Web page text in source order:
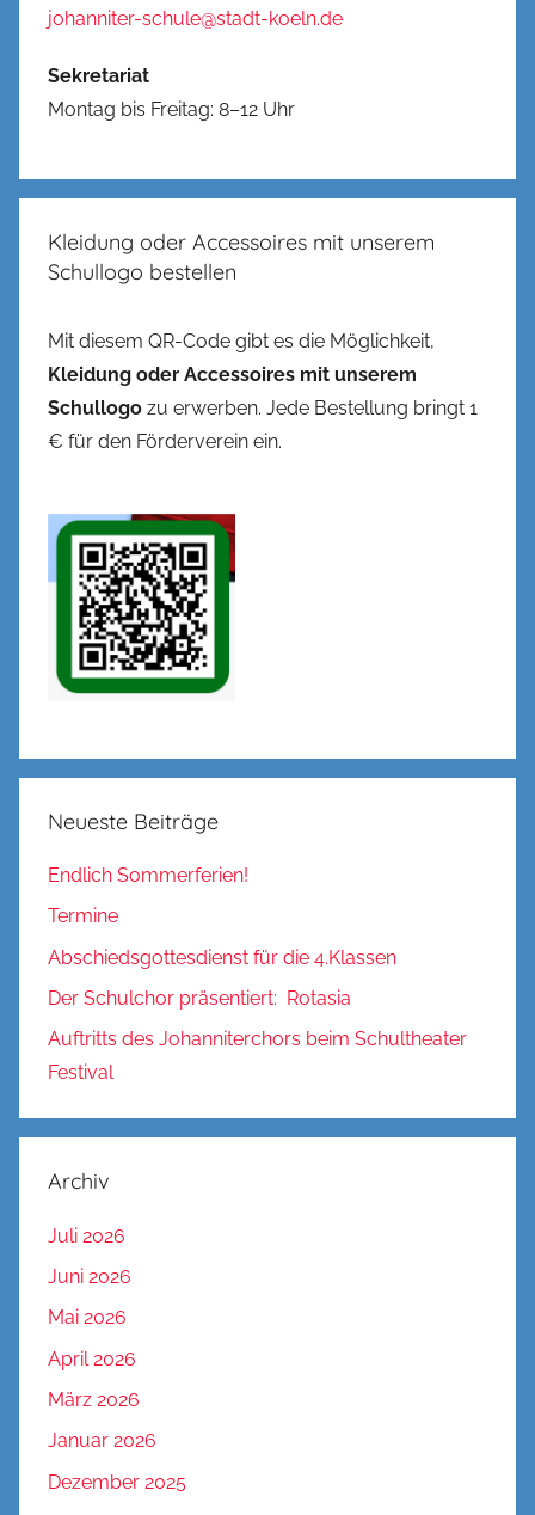
johanniter-schule@stadt-koeln.de
Sekretariat
Montag bis Freitag: 8–12 Uhr
Kleidung oder Accessoires mit unserem
Schullogo bestellen
Mit diesem QR-Code gibt es die Möglichkeit,
Kleidung oder Accessoires mit unserem
Schullogo zu erwerben. Jede Bestellung bringt 1
€ für den Förderverein ein.
Neueste Beiträge
Endlich Sommerferien!
Termine
Abschiedsgottesdienst für die 4.Klassen
Der Schulchor präsentiert: Rotasia
Auftritts des Johanniterchors beim Schultheater
Festival
Archiv
Juli 2026
Juni 2026
Mai 2026
April 2026
März 2026
Januar 2026
Dezember 2025